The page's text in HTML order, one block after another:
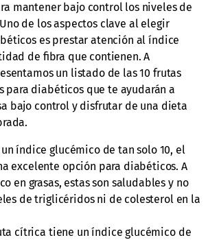
mantener bajo control los niveles de
de los aspectos clave al elegir
es prestar atención al índice
de fibra que contienen. A
un listado de las 10 frutas
para diabéticos que te ayudarán a
bajo control y disfrutar de una dieta
índice glucémico de tan solo 10, el
excelente opción para diabéticos. A
en grasas, estas son saludables y no
de triglicéridos ni de colesterol en la
cítrica tiene un índice glucémico de